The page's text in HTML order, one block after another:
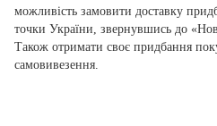
можливість замовити доставку
точки України, звернувшись до
Також отримати своє придбання
самовивезення.